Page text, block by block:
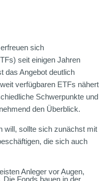
sich
seit einigen Jahren
das Angebot deutlich
verfügbaren ETFs nähert
Schwerpunkte und
den Überblick.
will, sollte sich zunächst mit
die sich auch
Anleger vor Augen,
Fonds bauen in der